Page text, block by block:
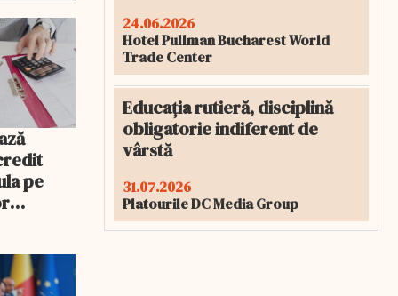
pe
să o
24.06.2026
Hotel Pullman Bucharest World
Trade Center
Educația rutieră, disciplină
obligatorie indiferent de
vârstă
31.07.2026
Platourile DC Media Group